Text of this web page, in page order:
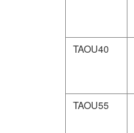
TAOU40
TAOU55